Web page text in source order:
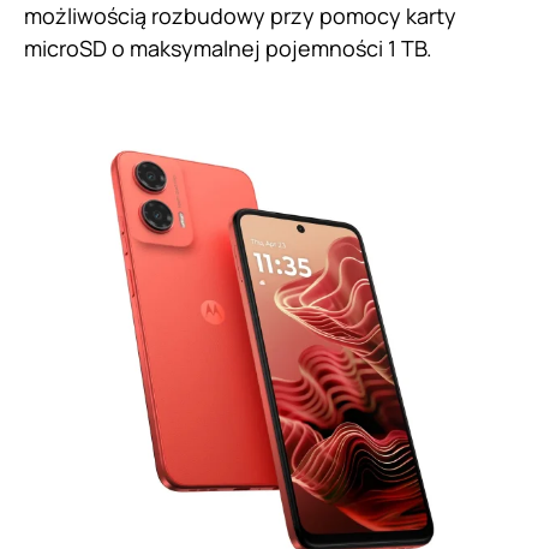
możliwością rozbudowy przy pomocy karty
microSD o maksymalnej pojemności 1 TB.